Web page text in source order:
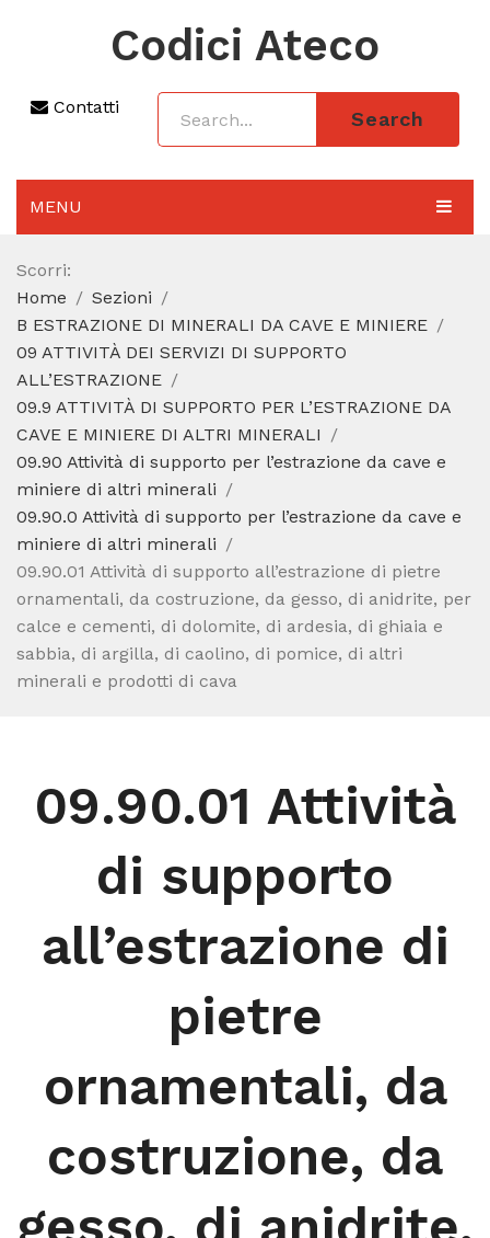
Codici Ateco
Contatti
Search
MENU
AGGIORNAMENTO 2025
SEZIONI
CODICE ATECO A COSA SERVE
REGIME FORFETTARIO
CODICE FISCALE
Scorri:
Home
Sezioni
B ESTRAZIONE DI MINERALI DA CAVE E MINIERE
09 ATTIVITÀ DEI SERVIZI DI SUPPORTO
ALL’ESTRAZIONE
09.9 ATTIVITÀ DI SUPPORTO PER L’ESTRAZIONE DA
CAVE E MINIERE DI ALTRI MINERALI
09.90 Attività di supporto per l’estrazione da cave e
miniere di altri minerali
09.90.0 Attività di supporto per l’estrazione da cave e
miniere di altri minerali
09.90.01 Attività di supporto all’estrazione di pietre
ornamentali, da costruzione, da gesso, di anidrite, per
calce e cementi, di dolomite, di ardesia, di ghiaia e
sabbia, di argilla, di caolino, di pomice, di altri
minerali e prodotti di cava
09.90.01 Attività
di supporto
all’estrazione di
pietre
ornamentali, da
costruzione, da